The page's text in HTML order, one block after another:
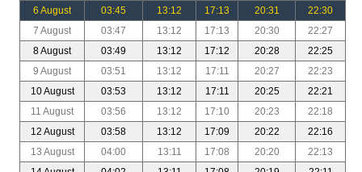
6 August
03:45 13:12 17:13 20:31
22:30
7 August
03:47 13:12 17:13 20:30
22:27
8 August
03:49 13:12 17:12 20:28
22:25
9 August
03:51 13:12 17:11 20:27
22:23
10 August
03:53 13:12 17:11 20:25
22:21
11 August
03:56 13:12 17:10 20:23
22:18
12 August
03:58 13:12 17:09 20:22
22:16
13 August
04:00 13:11 17:08 20:20
22:13